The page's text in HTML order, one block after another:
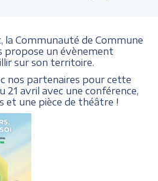
Communauté de Commune
propose un évènement
sur son territoire.
nos partenaires pour cette
21 avril avec une conférence,
et une pièce de théâtre !